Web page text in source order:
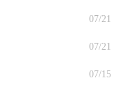
07/21
07/21
07/15